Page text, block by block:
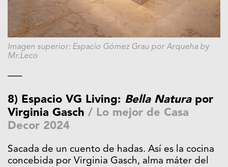
Imagen superior: Espacio Gómez Grau por Arqueha by
Mr.Leco
—–
8) Espacio VG Living: Bella Naturapor
Virginia Gasch / Lo mejor de Casa
Decor 2024
Sacada de un cuento de hadas. Así es la cocina
concebida por Virginia Gasch, alma máter del